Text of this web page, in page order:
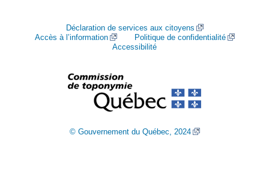
Déclaration de services aux citoyens
Accès à l’information
Politique de confidentialité
Accessibilité
© Gouvernement du Québec, 2024